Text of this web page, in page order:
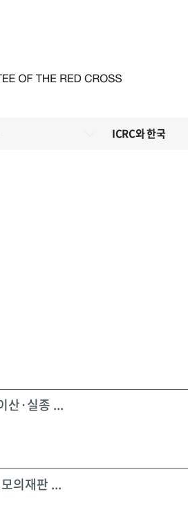
ICRC와 한국
산·실종 ...
의재판 ...